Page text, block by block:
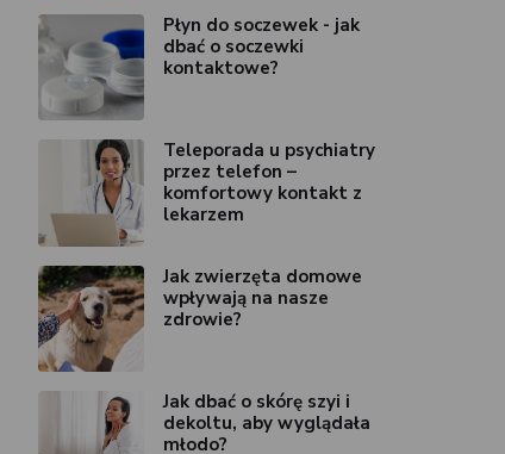
Płyn do soczewek - jak
dbać o soczewki
kontaktowe?
Teleporada u psychiatry
przez telefon –
komfortowy kontakt z
lekarzem
Jak zwierzęta domowe
wpływają na nasze
zdrowie?
Jak dbać o skórę szyi i
dekoltu, aby wyglądała
młodo?